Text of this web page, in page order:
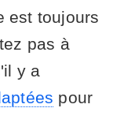
est toujours
pas à
y a
pour